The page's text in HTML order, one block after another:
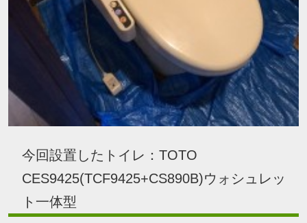
今回設置したトイレ：TOTO
CES9425(TCF9425+CS890B)ウォシュレッ
ト一体型